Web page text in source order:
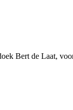
Bert de Laat,